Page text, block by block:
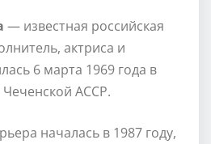
— известная российская
актриса и
6 марта 1969 года в
АССР.
началась в 1987 году,